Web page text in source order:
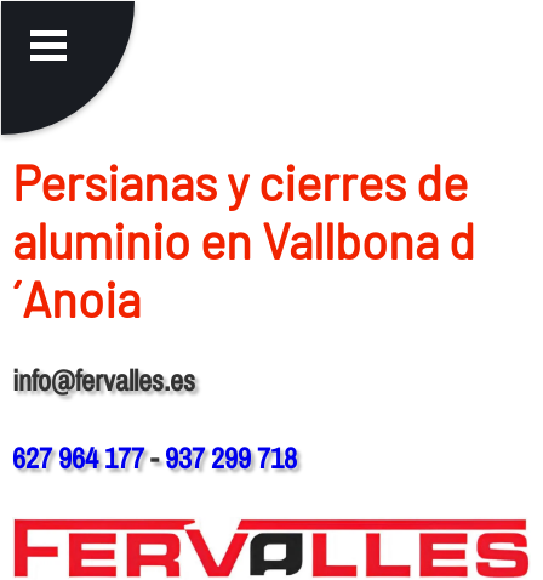
Persianas y cierres de
aluminio en Vallbona d
´Anoia
info@fervalles.es
627 964 177-937 299 718